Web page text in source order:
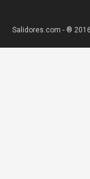
Salidores.com - ®